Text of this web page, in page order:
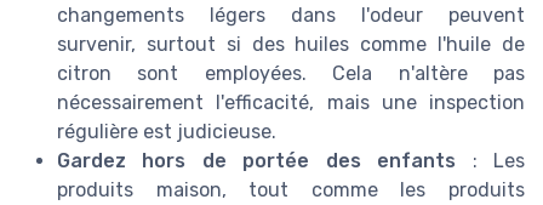
changements légers dans l'odeur peuvent
survenir, surtout si des huiles comme l'huile de
citron sont employées. Cela n'altère pas
nécessairement l'efficacité, mais une inspection
régulière est judicieuse.
Gardez hors de portée des enfants : Les
produits maison, tout comme les produits